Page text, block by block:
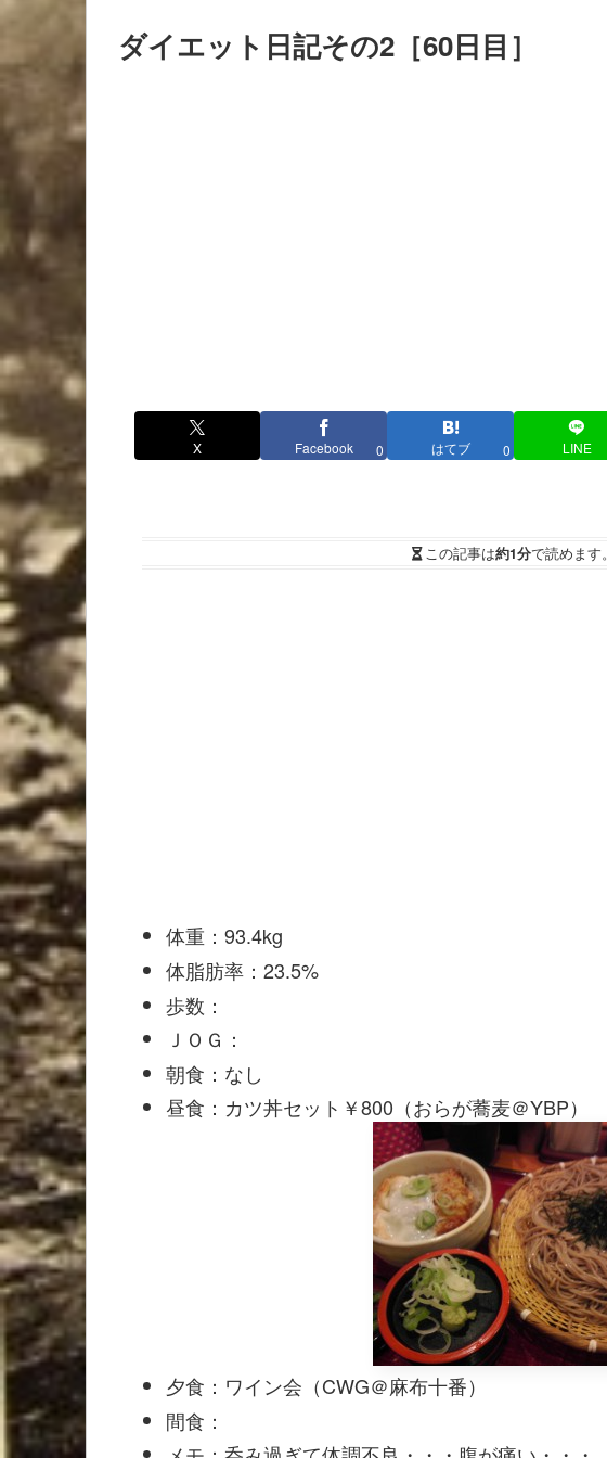
ダイエット日記その2［60日目］
X Facebook 0 はてブ 0 LINE
この記事は約1分で読めます。
体重：93.4kg
体脂肪率：23.5%
歩数：
ＪＯＧ：
朝食：なし
昼食：カツ丼セット￥800（おらが蕎麦＠YBP）
夕食：ワイン会（CWG＠麻布十番）
間食：